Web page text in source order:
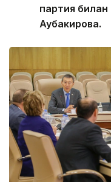
партия
Аубакирова.